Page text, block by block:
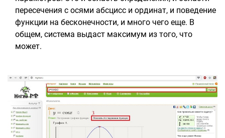
пересечения с осями абсцисс и ординат, и поведение
функции на бесконечности, и много чего еще. В
общем, система выдаст максимум из того, что
может.